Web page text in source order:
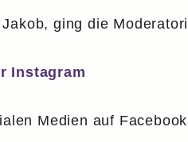
ging die
Instagram
Medien auf